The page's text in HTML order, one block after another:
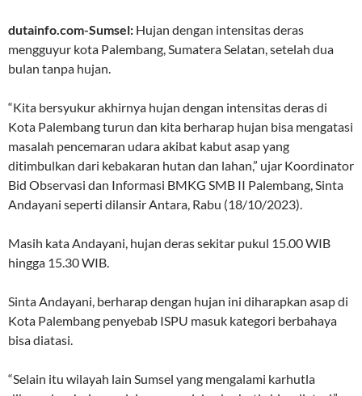
dutainfo.com-Sumsel: Hujan dengan intensitas deras
mengguyur kota Palembang, Sumatera Selatan, setelah dua
bulan tanpa hujan.
“Kita bersyukur akhirnya hujan dengan intensitas deras di
Kota Palembang turun dan kita berharap hujan bisa mengatasi
masalah pencemaran udara akibat kabut asap yang
ditimbulkan dari kebakaran hutan dan lahan,” ujar Koordinator
Bid Observasi dan Informasi BMKG SMB II Palembang, Sinta
Andayani seperti dilansir Antara, Rabu (18/10/2023).
Masih kata Andayani, hujan deras sekitar pukul 15.00 WIB
hingga 15.30 WIB.
Sinta Andayani, berharap dengan hujan ini diharapkan asap di
Kota Palembang penyebab ISPU masuk kategori berbahaya
bisa diatasi.
“Selain itu wilayah lain Sumsel yang mengalami karhutla